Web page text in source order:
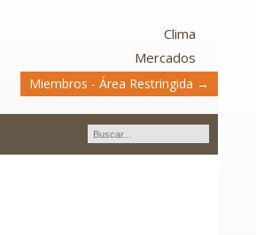
Clima
Mercados
Miembros - Área Restringida →